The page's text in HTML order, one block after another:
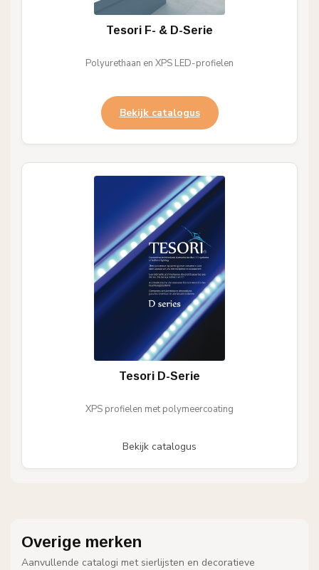
Tesori F- & D-Serie
Polyurethaan en XPS LED-profielen
Bekijk catalogus
Tesori D-Serie
XPS profielen met polymeercoating
Bekijk catalogus
Overige merken
Aanvullende catalogi met sierlijsten en decoratieve